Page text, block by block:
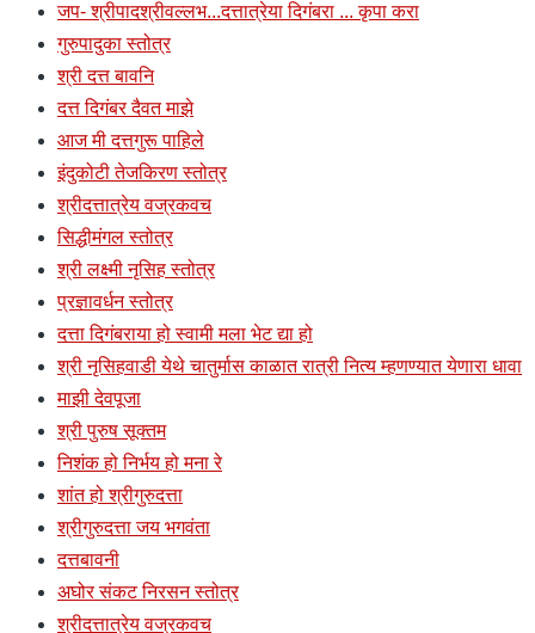
जप- श्रीपादश्रीवल्लभ...दत्तात्रेया दिगंबरा ... कृपा करा
गुरुपादुका स्तोत्र
श्री दत्त बावनि
दत्त दिगंबर दैवत माझे
आज मी दत्तगुरू पाहिले
इंदुकोटी तेजकिरण स्तोत्र
श्रीदत्तात्रेय वज्रकवच
सिद्धीमंगल स्तोत्र
श्री लक्ष्मी नृसिह स्तोत्र
प्रज्ञावर्धन स्तोत्र
दत्ता दिगंबराया हो स्वामी मला भेट द्या हो
श्री नृसिहवाडी येथे चातुर्मास काळात रात्री नित्य म्हणण्यात येणारा धावा
माझी देवपूजा
श्री पुरुष सूक्तम
निशंक हो निर्भय हो मना रे
शांत हो श्रीगुरुदत्ता
श्रीगुरुदत्ता जय भगवंता
दत्तबावनी
अघोर संकट निरसन स्तोत्र
श्रीदत्तात्रेय वज्रकवच